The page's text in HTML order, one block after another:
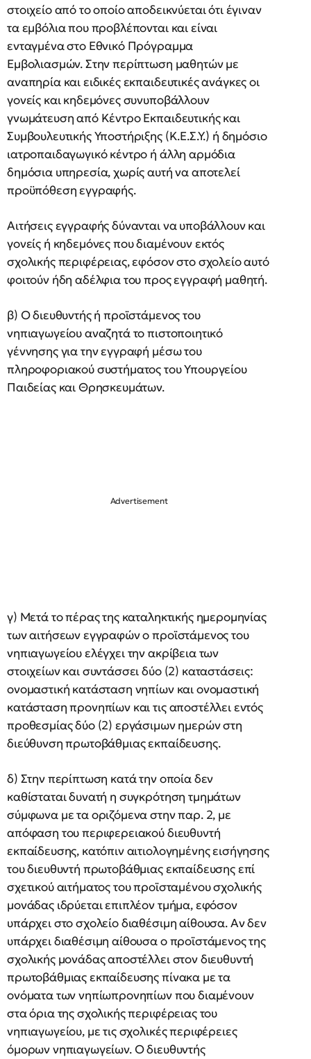
στοιχείο από το οποίο αποδεικνύεται ότι έγιναν
τα εμβόλια που προβλέπονται και είναι
ενταγμένα στο Εθνικό Πρόγραμμα
Εμβολιασμών. Στην περίπτωση μαθητών με
αναπηρία και ειδικές εκπαιδευτικές ανάγκες οι
γονείς και κηδεμόνες συνυποβάλλουν
γνωμάτευση από Κέντρο Εκπαιδευτικής και
Συμβουλευτικής Υποστήριξης (Κ.Ε.Σ.Υ.) ή δημόσιο
ιατροπαιδαγωγικό κέντρο ή άλλη αρμόδια
δημόσια υπηρεσία, χωρίς αυτή να αποτελεί
προϋπόθεση εγγραφής.
Αιτήσεις εγγραφής δύνανται να υποβάλλουν και
γονείς ή κηδεμόνες που διαμένουν εκτός
σχολικής περιφέρειας, εφόσον στο σχολείο αυτό
φοιτούν ήδη αδέλφια του προς εγγραφή μαθητή.
β) Ο διευθυντής ή προϊστάμενος του
νηπιαγωγείου αναζητά το πιστοποιητικό
γέννησης για την εγγραφή μέσω του
πληροφοριακού συστήματος του Υπουργείου
Παιδείας και Θρησκευμάτων.
γ) Μετά το πέρας της καταληκτικής ημερομηνίας
των αιτήσεων εγγραφών ο προϊστάμενος του
νηπιαγωγείου ελέγχει την ακρίβεια των
στοιχείων και συντάσσει δύο (2) καταστάσεις:
ονομαστική κατάσταση νηπίων και ονομαστική
κατάσταση προνηπίων και τις αποστέλλει εντός
προθεσμίας δύο (2) εργάσιμων ημερών στη
διεύθυνση πρωτοβάθμιας εκπαίδευσης.
δ) Στην περίπτωση κατά την οποία δεν
καθίσταται δυνατή η συγκρότηση τμημάτων
σύμφωνα με τα οριζόμενα στην παρ. 2, με
απόφαση του περιφερειακού διευθυντή
εκπαίδευσης, κατόπιν αιτιολογημένης εισήγησης
του διευθυντή πρωτοβάθμιας εκπαίδευσης επί
σχετικού αιτήματος του προϊσταμένου σχολικής
μονάδας ιδρύεται επιπλέον τμήμα, εφόσον
υπάρχει στο σχολείο διαθέσιμη αίθουσα. Αν δεν
υπάρχει διαθέσιμη αίθουσα ο προϊστάμενος της
σχολικής μονάδας αποστέλλει στον διευθυντή
πρωτοβάθμιας εκπαίδευσης πίνακα με τα
ονόματα των νηπίωπρονηπίων που διαμένουν
στα όρια της σχολικής περιφέρειας του
νηπιαγωγείου, με τις σχολικές περιφέρειες
όμορων νηπιαγωγείων. Ο διευθυντής